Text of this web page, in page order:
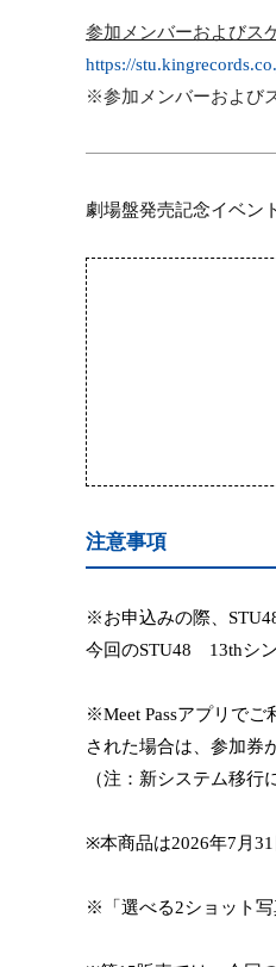
参加メンバーおよびス
https://
※参加メンバーおよび
劇場盤発売記念イベン
注意事項
※お申込みの際、
今回のSTU48 13thシ
※Meet Passアプリでご
された場合は、参加券
（注：新システム移行
※本商品は2026年7月 31
※「選べる2ショット